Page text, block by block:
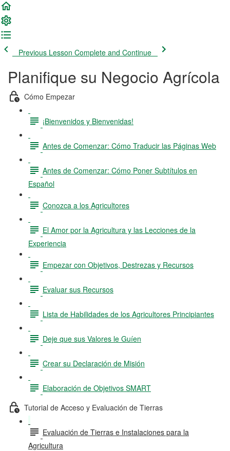
Previous Lesson Complete and Continue
Planifique su Negocio Agrícola
Cómo Empezar
¡Bienvenidos y Bienvenidas!
Antes de Comenzar: Cómo Traducir las Páginas Web
Antes de Comenzar: Cómo Poner Subtítulos en
Español
Conozca a los Agricultores
El Amor por la Agricultura y las Lecciones de la
Experiencia
Empezar con Objetivos, Destrezas y Recursos
Evaluar sus Recursos
Lista de Habilidades de los Agricultores Principiantes
Deje que sus Valores le Guíen
Crear su Declaración de Misión
Elaboración de Objetivos SMART
Tutorial de Acceso y Evaluación de Tierras
Evaluación de Tierras e Instalaciones para la
Agricultura